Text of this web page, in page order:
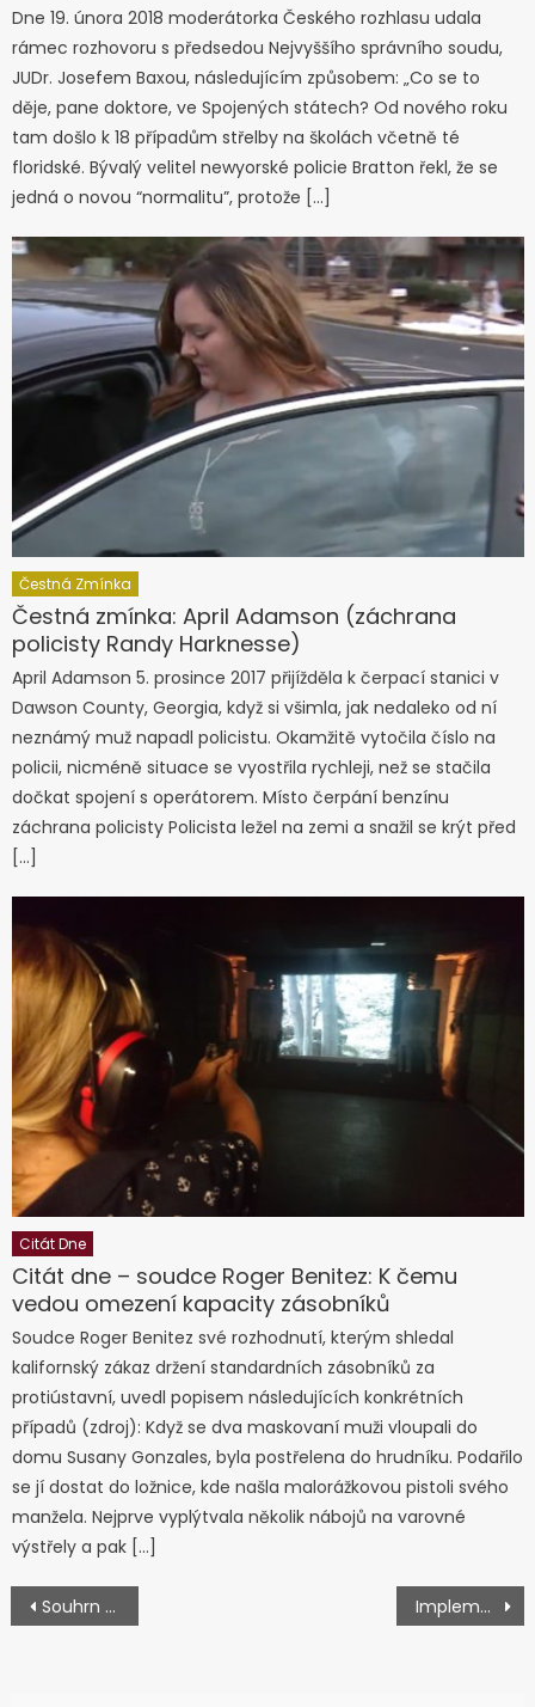
Dne 19. února 2018 moderátorka Českého rozhlasu udala
rámec rozhovoru s předsedou Nejvyššího správního soudu,
JUDr. Josefem Baxou, následujícím způsobem: „Co se to
děje, pane doktore, ve Spojených státech? Od nového roku
tam došlo k 18 případům střelby na školách včetně té
floridské. Bývalý velitel newyorské policie Bratton řekl, že se
jedná o novou “normalitu”, protože […]
Čestná Zmínka
Čestná zmínka: April Adamson (záchrana
policisty Randy Harknesse)
April Adamson 5. prosince 2017 přijížděla k čerpací stanici v
Dawson County, Georgia, když si všimla, jak nedaleko od ní
neznámý muž napadl policistu. Okamžitě vytočila číslo na
policii, nicméně situace se vyostřila rychleji, než se stačila
dočkat spojení s operátorem. Místo čerpání benzínu
záchrana policisty Policista ležel na zemi a snažil se krýt před
[…]
Citát Dne
Citát dne – soudce Roger Benitez: K čemu
vedou omezení kapacity zásobníků
Soudce Roger Benitez své rozhodnutí, kterým shledal
kalifornský zákaz držení standardních zásobníků za
protiústavní, uvedl popisem následujících konkrétních
případů (zdroj): Když se dva maskovaní muži vloupali do
domu Susany Gonzales, byla postřelena do hrudníku. Podařilo
se jí dostat do ložnice, kde našla malorážkovou pistoli svého
manžela. Nejprve vyplýtvala několik nábojů na varovné
výstřely a pak […]
Navigace pro příspěvek
Souhrn faktů k masové vraždě v Parklandu na Floridě Implementace IV – Nakládání s nově zakázanými zbraněmi